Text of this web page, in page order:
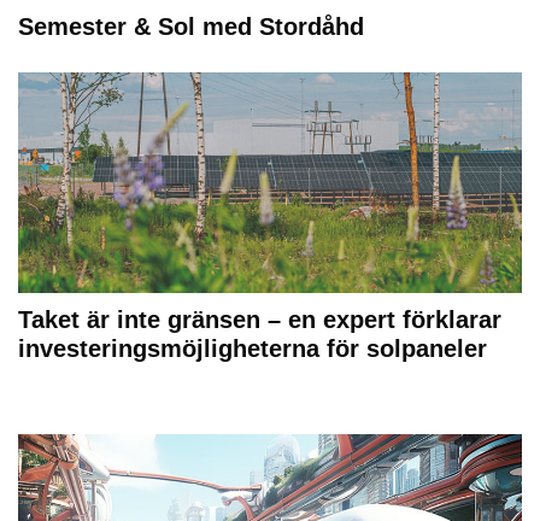
Semester & Sol med Stordåhd
Taket är inte gränsen – en expert förklarar
investeringsmöjligheterna för solpaneler